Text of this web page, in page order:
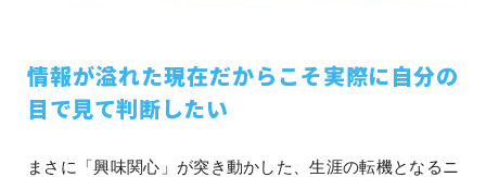
情報が溢れた現在だからこそ実際に自分の
目で見て判断したい
まさに「興味関心」が突き動かした、生涯の転機となるニ